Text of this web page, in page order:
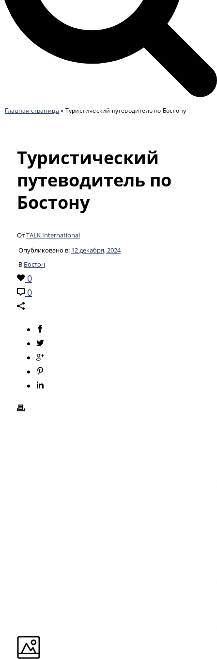
Главная страница » Туристический путеводитель по Бостону
Туристический
путеводитель по
Бостону
ОтTALK International
Опубликовано в: 12 декабря, 2024
В Бостон
0
0